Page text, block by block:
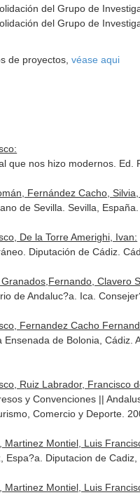
del Grupo de
del Grupo de
de proyectos,véase aqui
que nos hizo modernos.
Fernández Cacho,
de Sevilla. Sevilla,
De la Torre Amerighi, Ivan:
Diputación de Cádiz.
Clavero
de Andaluc?a. Ica.
Fernandez Cacho
de Bolonia,
Ruiz Labrador, Francisco
y Convenciones ||
Comercio y Deporte.
Montiel, Luis
Espa?a. Diputacion de
Martinez Montiel, Luis